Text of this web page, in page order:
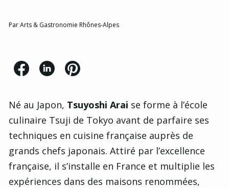
ParArts & Gastronomie Rhônes-Alpes
Né au Japon, Tsuyoshi Arai se forme à l’école
culinaire Tsuji de Tokyo avant de parfaire ses
techniques en cuisine française auprès de
grands chefs japonais. Attiré par l’excellence
française, il s’installe en France et multiplie les
expériences dans des maisons renommées,